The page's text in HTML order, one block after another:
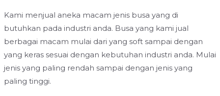
Kami menjual aneka macam jenis busa yang di
butuhkan pada industri anda. Busa yang kami jual
berbagai macam mulai dari yang soft sampai dengan
yang keras sesuai dengan kebutuhan industri anda. Mulai
jenis yang paling rendah sampai dengan jenis yang
paling tinggi.